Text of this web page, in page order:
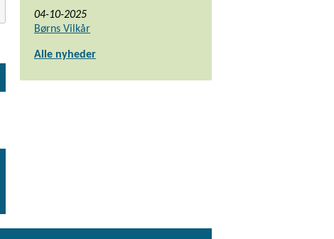
04-10-2025
Børns Vilkår
Alle nyheder